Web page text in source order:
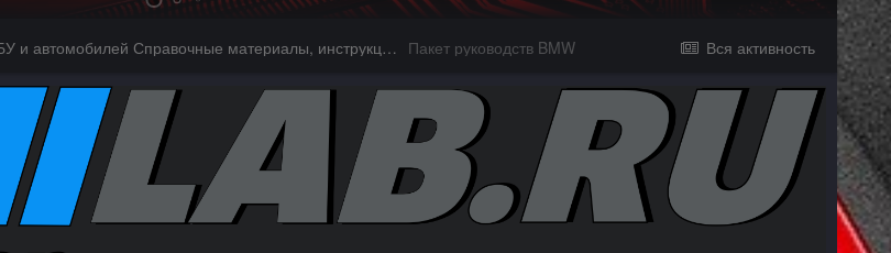
Вся активность
Даташиты Схемы ЭБУ и автомобилей Справочные материалы, инструкции, описания, книги Заказ и поиск схем ЭБУ и автомобилей Пакет руководств BMW